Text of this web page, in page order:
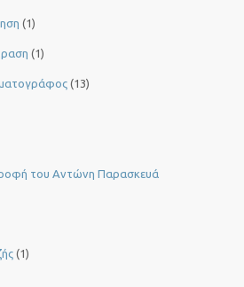
(1)
(1)
(13)
του Αντώνη Παρασκευά
(1)